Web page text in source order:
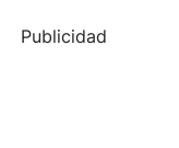
Publicidad